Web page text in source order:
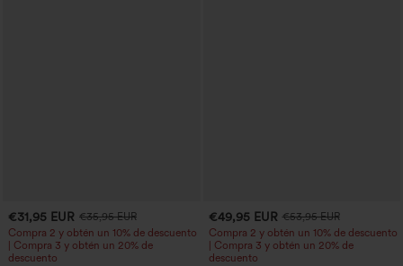
€31,95 EUR €35,95 EUR
Compra 2 y obtén un 10% de descuento
| Compra 3 y obtén un 20% de
descuento
€49,95 EUR €53,95 EUR
Compra 2 y obtén un 10% de descuento
| Compra 3 y obtén un 20% de
descuento